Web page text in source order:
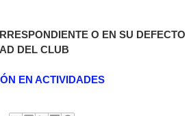
O EN SU DEFECTO
DEL CLUB
EN ACTIVIDADES